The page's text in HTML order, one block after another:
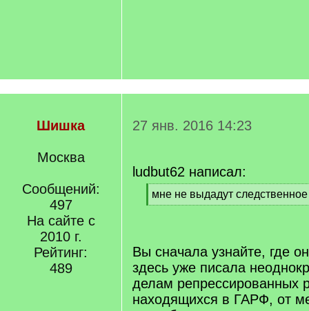
Шишка
Москва
Сообщений:
497
На сайте с
2010 г.
Рейтинг:
489
27 янв. 2016 14:23
ludbut62 написал:
[
q
мне не выдадут
[
Вы сначала узнайте, где
здесь уже писала
делам репрессированных
находящихся в ГАРФ, от